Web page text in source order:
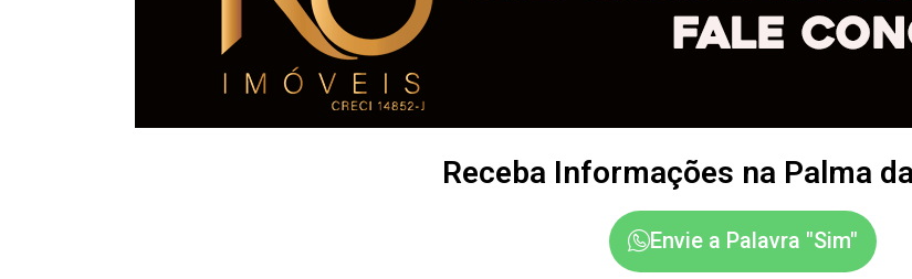
Receba Informações na Palma
Envie a Palavra "Sim"